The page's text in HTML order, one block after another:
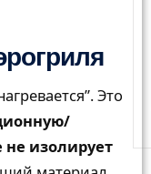
Это
не изолирует